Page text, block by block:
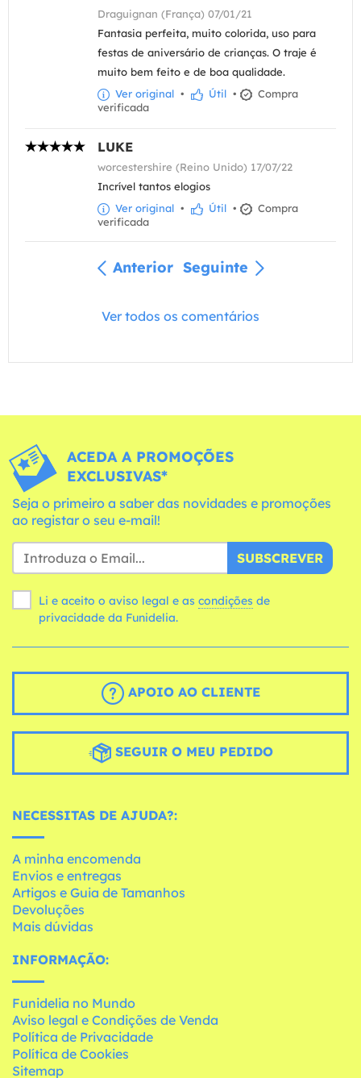
Draguignan (França) 07/01/21
Fantasia perfeita, muito colorida, uso para
festas de aniversário de crianças. O traje é
muito bem feito e de boa qualidade.
Ver original • Útil •
Compra
verificada
LUKE
worcestershire (Reino Unido) 17/07/22
Incrível tantos elogios
Ver original • Útil •
Compra
verificada
Anterior Seguinte
Ver todos os comentários
ACEDA A PROMOÇÕES
EXCLUSIVAS*
Seja o primeiro a saber das novidades e promoções
ao registar o seu e-mail!
SUBSCREVER
Li e aceito o aviso legal e as condições
privacidade da Funidelia.
APOIO AO CLIENTE
SEGUIR O MEU PEDIDO
NECESSITAS DE AJUDA?:
A minha encomenda
Envios e entregas
Artigos e Guia de Tamanhos
Devoluções
Mais dúvidas
INFORMAÇÃO:
Funidelia no Mundo
Aviso legal e Condições de Venda
Política de Privacidade
Política de Cookies
Sitemap